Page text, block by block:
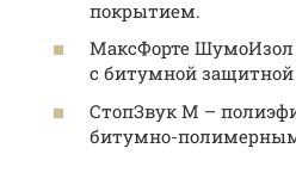
покрытием.
МаксФорте ШумоИзол
с битумной
СтопЗвук М –
битумно-